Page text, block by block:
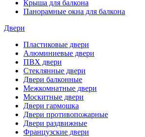
Крыша для балкона
Панорамные окна для балкона
Двери
Пластиковые двери
Алюминиевые двери
ПВХ двери
Стеклянные двери
Двери балконные
Межкомнатные двери
Москитные двери
Двери гармошка
Двери противопожарные
Двери раздвижные
Французские двери